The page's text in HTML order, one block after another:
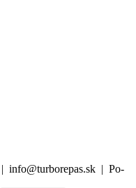
| info@turborepas.sk | Po-